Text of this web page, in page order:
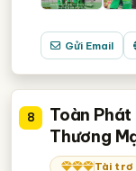
Gửi Email
8
Toàn
Thương
Tài trợ